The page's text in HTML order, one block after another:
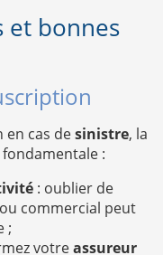
et bonnes
cas desinistre, la
:
: oublier de
commercial peut
;
votreassureur